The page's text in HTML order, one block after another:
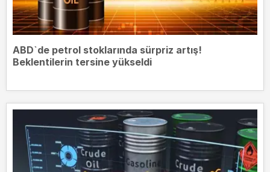
ABD`de petrol stoklarında sürpriz artış!
Beklentilerin tersine yükseldi